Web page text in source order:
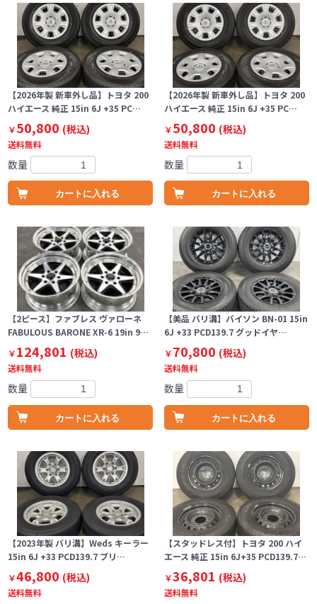
【2026年製 新車外し品】トヨタ 200
ハイエース 純正 15in 6J +35 PC…
￥50,800 (税込)
送料無料
数量
カートに入れる
【2026年製 新車外し品】トヨタ 200
ハイエース 純正 15in 6J +35 PC…
￥50,800 (税込)
送料無料
数量
カートに入れる
【2ピース】ファブレス ヴァローネ
FABULOUS BARONE XR-6 19in 9…
￥124,801 (税込)
送料無料
数量
カートに入れる
【美品 バリ溝】バイソン BN-01 15in
6J +33 PCD139.7 グッドイヤ…
￥70,800 (税込)
送料無料
数量
カートに入れる
【2023年製 バリ溝】Weds キーラー
15in 6J +33 PCD139.7 ブリ…
￥46,800 (税込)
送料無料
【スタッドレス付】トヨタ 200 ハイ
エース 純正 15in 6J+35 PCD139.7…
￥36,801 (税込)
送料無料